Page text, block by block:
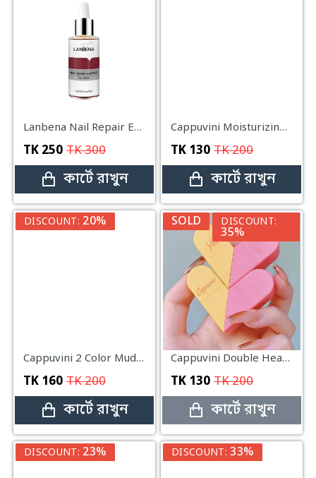
Lanbena Nail Repair Essence Serum -15ml
TK 250 TK300
কার্টে রাখুন
Cappuvini Moisturizing Honey Lip Mask
TK 130 TK200
কার্টে রাখুন
DISCOUNT: 20%
Cappuvini 2 Color Mud Velvet Lipstick em161
TK 160 TK200
কার্টে রাখুন
SOLD DISCOUNT:
35%
Cappuvini Double Headed Love Lip Balm
TK 130 TK200
কার্টে রাখুন
DISCOUNT: 23% DISCOUNT: 33%